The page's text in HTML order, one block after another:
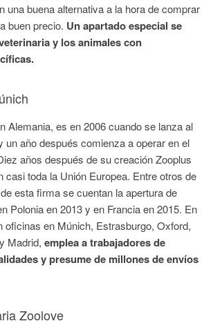
una buena alternativa a la hora de comprar
buen precio. Un apartado especial se
y los animales con
Alemania, es en 2006 cuando se lanza al
un año después comienza a operar en el
años después de su creación Zooplus
casi toda la Unión Europea. Entre otros de
esta firma se cuentan la apertura de
Polonia en 2013 y en Francia en 2015. En
oficinas en Múnich, Estrasburgo, Oxford,
Madrid, emplea a trabajadores de
y presume de millones de envíos
Zoolove